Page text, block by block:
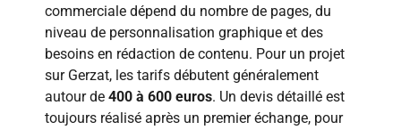
commerciale dépend du nombre de pages, du
niveau de personnalisation graphique et des
besoins en rédaction de contenu. Pour un projet
sur Gerzat, les tarifs débutent généralement
autour de 400 à 600 euros. Un devis détaillé est
toujours réalisé après un premier échange, pour